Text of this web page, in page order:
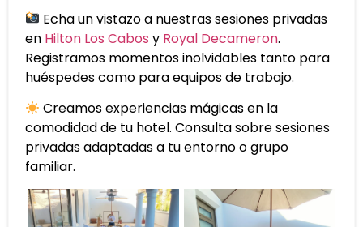
Echa un vistazo a nuestras sesiones privadas
en Hilton Los Cabos y Royal Decameron.
Registramos momentos inolvidables tanto para
huéspedes como para equipos de trabajo.
Creamos experiencias mágicas en la
comodidad de tu hotel. Consulta sobre sesiones
privadas adaptadas a tu entorno o grupo
familiar.